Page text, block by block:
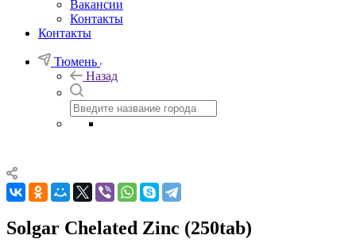
Вакансии
Контакты
Контакты
Тюмень
Назад
Solgar Chelated Zinc (250tab)